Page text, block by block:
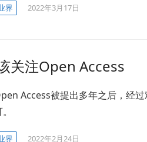
界 2022年3月17日
关注Open Access
Access被提出多年之后，经
界 2022年2月24日